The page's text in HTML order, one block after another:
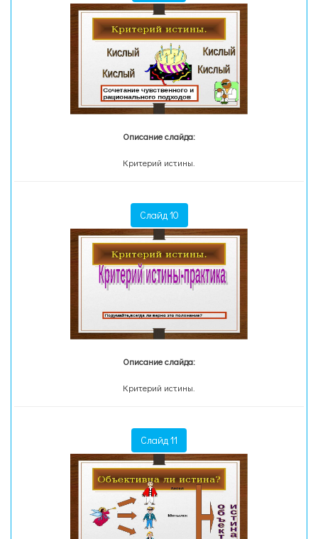
Описание слайда:
Критерий истины.
Слайд 10
Описание слайда:
Критерий истины.
Слайд 11